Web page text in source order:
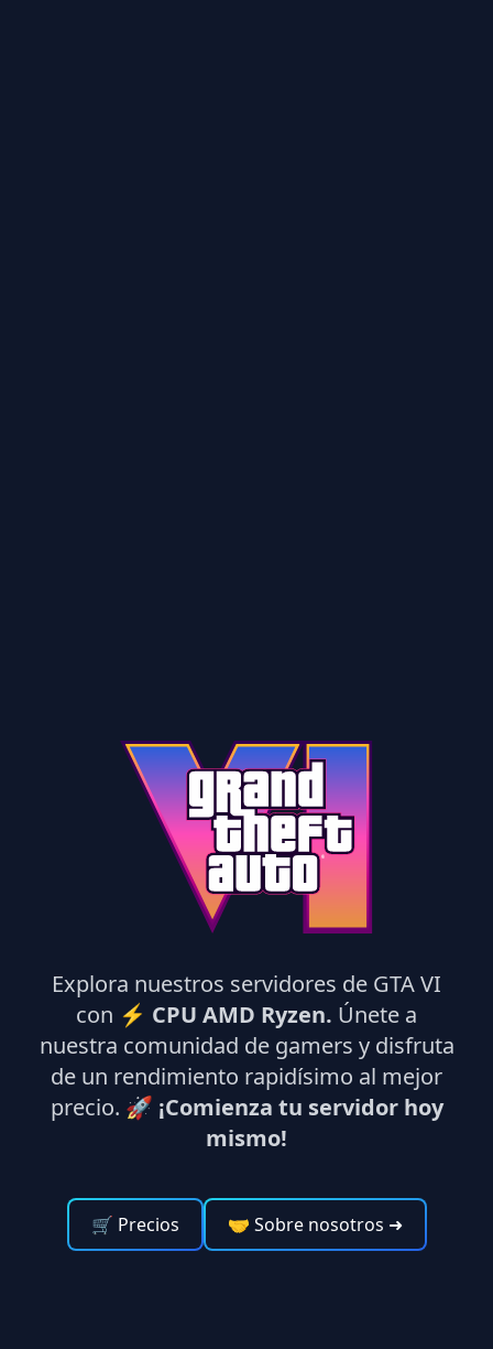
Explora nuestros servidores de GTA VI
con ⚡ CPU AMD Ryzen. Únete a
nuestra comunidad de gamers y disfruta
de un rendimiento rapidísimo al mejor
precio. 🚀 ¡Comienza tu servidor hoy
mismo!
🛒 Precios 🤝 Sobre nosotros ➜